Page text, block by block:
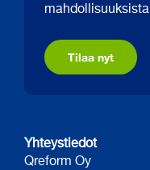
Tilaa nyt
Yhteystiedot
Qreform Oy